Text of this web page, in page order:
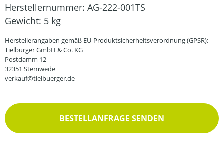
Herstellernummer: AG-222-001TS
Gewicht: 5 kg
Herstellerangaben gemäß EU-Produktsicherheitsverordnung (GPSR):
Tielbürger GmbH & Co. KG
Postdamm 12
32351 Stemwede
verkauf@tielbuerger.de
BESTELLANFRAGE SENDEN